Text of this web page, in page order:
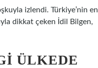
izlendi. Türkiye’nin en
dikkat çeken İdil Bilgen,
ÜLKEDE